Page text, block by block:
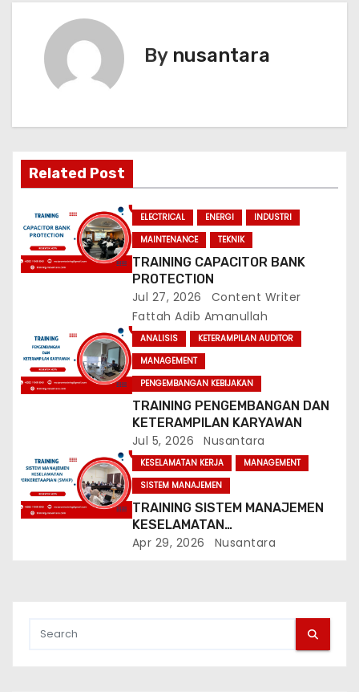
v
i
g
a
o
n
By nusantara
Related Post
ELECTRICAL ENERGI
INDUSTRI
MAINTENANCE
TEKNIK
TRAINING CAPACITOR BANK
PROTECTION
Jul 27, 2026
Content Writer
Fattah Adib Amanullah
ANALISIS
KETERAMPILAN AUDITOR
MANAGEMENT
PENGEMBANGAN KEBIJAKAN
TRAINING PENGEMBANGAN DAN
KETERAMPILAN KARYAWAN
Jul 5, 2026 Nusantara
KESELAMATAN KERJA
MANAGEMENT
SISTEM MANAJEMEN
TRAINING SISTEM MANAJEMEN
KESELAMATAN
PERKERETAAPIAN (SMKP)
Apr 29, 2026 Nusantara